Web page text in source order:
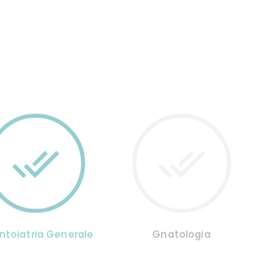
Generale Gnatologia